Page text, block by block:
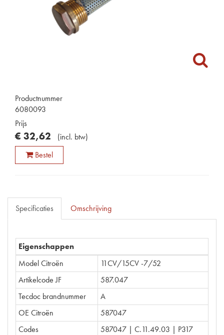
Productnummer
6080093
Prijs
€ 32,62 (incl. btw)
Bestel
Specificaties Omschrijving
Eigenschappen
Model Citroën
11CV/15CV -7/52
Artikelcode JF
587.047
Tecdoc brandnummer
A
OE Citroën
587047
Codes
587047 | C.11.49.03 | P317